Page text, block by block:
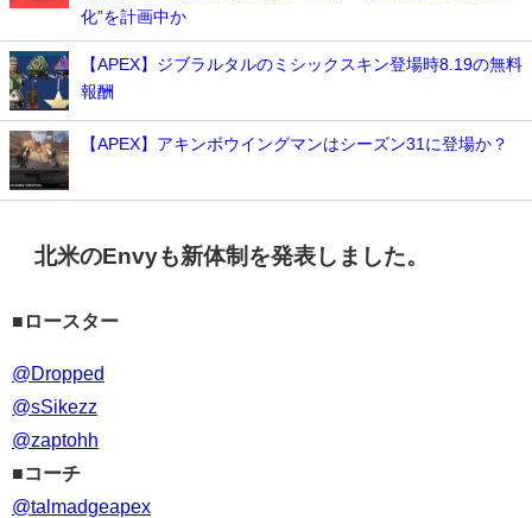
化”を計画中か
【APEX】ジブラルタルのミシックスキン登場時8.19の無料
報酬
【APEX】アキンボウイングマンはシーズン31に登場か？
北米のEnvyも新体制を発表しました。
■ロースター
@Dropped
@sSikezz
@zaptohh
■コーチ
@talmadgeapex